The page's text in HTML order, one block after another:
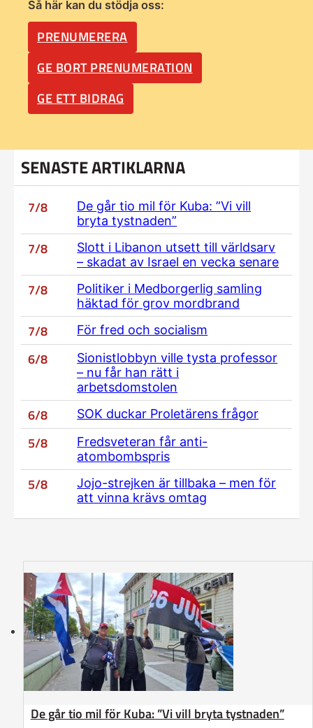
Så här kan du stödja oss:
PRENUMERERA
GE BORT PRENUMERATION
GE ETT BIDRAG
SENASTE ARTIKLARNA
7/8
De går tio mil för Kuba: ”Vi vill
bryta tystnaden”
7/8
Slott i Libanon utsett till världsarv
– skadat av Israel en vecka senare
7/8
Politiker i Medborgerlig samling
häktad för grov mordbrand
7/8 För fred och socialism
6/8
Sionistlobbyn ville tysta professor
– nu får han rätt i
arbetsdomstolen
6/8 SOK duckar Proletärens frågor
5/8
Fredsveteran får anti-
atombombspris
5/8
Jojo-strejken är tillbaka – men för
att vinna krävs omtag
De går tio mil för Kuba: ”Vi vill bryta tystnaden”